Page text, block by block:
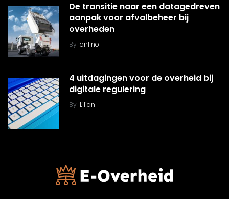
De transitie naar een datagedreven
aanpak voor afvalbeheer bij
overheden
By onlino
4 uitdagingen voor de overheid bij
digitale regulering
By Lilian